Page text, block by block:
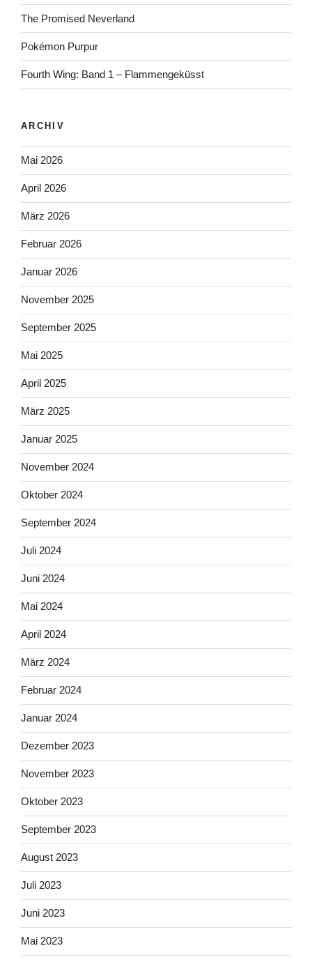
The Promised Neverland
Pokémon Purpur
Fourth Wing: Band 1 – Flammengeküsst
ARCHIV
Mai 2026
April 2026
März 2026
Februar 2026
Januar 2026
November 2025
September 2025
Mai 2025
April 2025
März 2025
Januar 2025
November 2024
Oktober 2024
September 2024
Juli 2024
Juni 2024
Mai 2024
April 2024
März 2024
Februar 2024
Januar 2024
Dezember 2023
November 2023
Oktober 2023
September 2023
August 2023
Juli 2023
Juni 2023
Mai 2023